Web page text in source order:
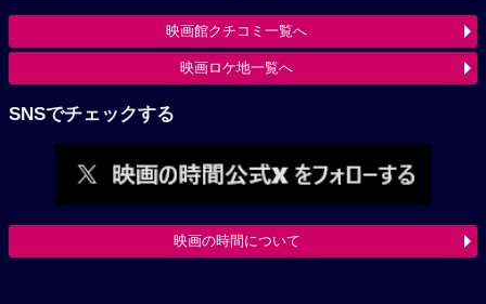
映画館クチコミ一覧へ
映画ロケ地一覧へ
SNSでチェックする
映画の時間について